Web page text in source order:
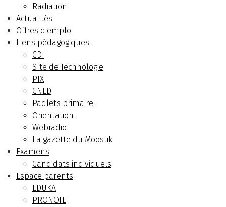
Radiation
Actualités
Offres d'emploi
Liens pédagogiques
CDI
SIte de Technologie
PIX
CNED
Padlets primaire
Orientation
Webradio
La gazette du Moostik
Examens
Candidats individuels
Espace parents
EDUKA
PRONOTE